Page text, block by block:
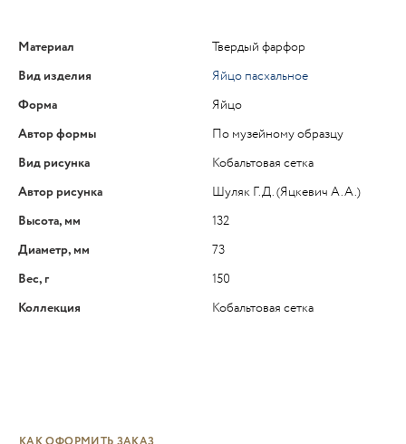
Материал
Твердый фарфор
Вид изделия
Яйцо пасхальное
Форма
Яйцо
Автор формы
По музейному образцу
Вид рисунка
Кобальтовая сетка
Автор рисунка
Шуляк Г.Д. (Яцкевич А.А.)
Высота, мм
132
Диаметр, мм
73
Вес, г
150
Коллекция
Кобальтовая сетка